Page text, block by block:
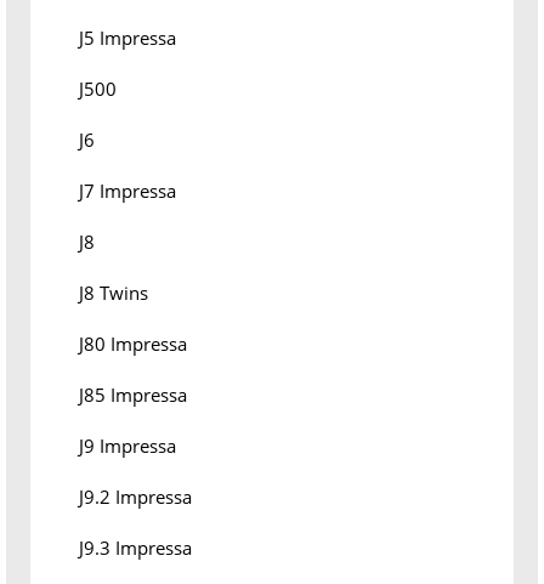
J5 Impressa
J500
J6
J7 Impressa
J8
J8 Twins
J80 Impressa
J85 Impressa
J9 Impressa
J9.2 Impressa
J9.3 Impressa